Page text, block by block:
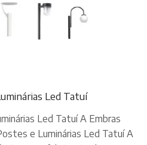
Led Tatuí
Led Tatuí A Embras
e Luminárias Led Tatuí A